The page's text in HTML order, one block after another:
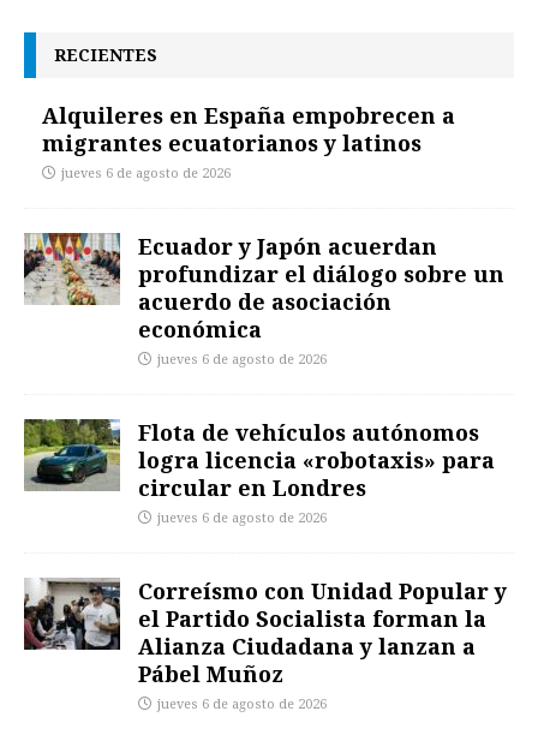
RECIENTES
Alquileres en España empobrecen a
migrantes ecuatorianos y latinos
jueves 6 de agosto de 2026
Ecuador y Japón acuerdan
profundizar el diálogo sobre un
acuerdo de asociación
económica
jueves 6 de agosto de 2026
Flota de vehículos autónomos
logra licencia «robotaxis» para
circular en Londres
jueves 6 de agosto de 2026
Correísmo con Unidad Popular y
el Partido Socialista forman la
Alianza Ciudadana y lanzan a
Pábel Muñoz
jueves 6 de agosto de 2026